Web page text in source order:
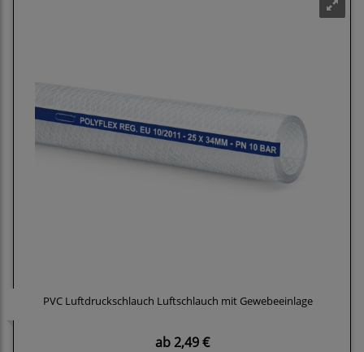
PVC Luftdruckschlauch Luftschlauch mit Gewebeeinlage
ab2,49 €